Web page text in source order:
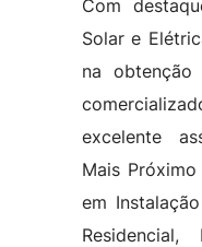
Com
Solar e
na obtenção
excelente
Mais
em